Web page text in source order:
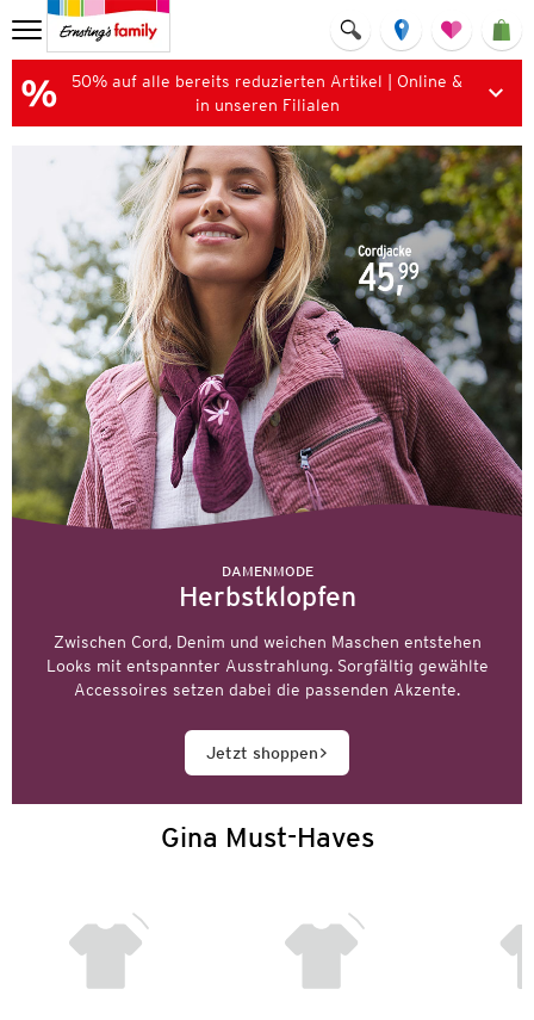
50% auf alle bereits reduzierten Artikel | Online &
in unseren Filialen
DAMENMODE
Herbstklopfen
Zwischen Cord, Denim und weichen Maschen entstehen
Looks mit entspannter Ausstrahlung. Sorgfältig gewählte
Accessoires setzen dabei die passenden Akzente.
Jetzt shoppen
Gina Must-Haves